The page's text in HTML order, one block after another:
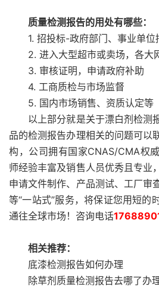
质量检测报告的用处有哪些：
1. 招投标-政府部门、事业单位
2. 进入大型超市或卖场，各大
3. 审核证明，申请政府补助
4. 工商质检与市场监督
5. 国内市场销售、资质认定等
以上部分就是关于漂白剂检测
品的检测报告办理相关的问题可以
构，公司拥有国家CNAS/CMA权
师经验丰富及销售人员优秀且专业
申请文件制作、产品测试、工厂审
等“一站式”服务，将保证您用短的
通往全球市场！咨询电话
相关推荐：
底漆检测报告如何办理
除草剂质量检测报告去哪了办